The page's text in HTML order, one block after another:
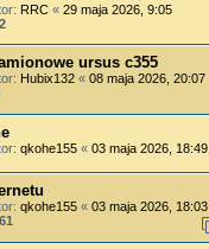
RRC « 29 maja 2026, 9:05
ursus c355
Hubix132 « 08 maja 2026, 20:07
qkohe155 « 03 maja 2026, 18:49
qkohe155 « 03 maja 2026, 18:03